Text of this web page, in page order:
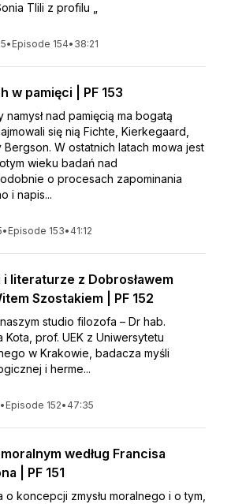
Tlili z profilu „
• Episode 154• 38:21
w pamięci | PF 153
namysł nad pamięcią ma bogatą
się nią Fichte, Kierkegaard,
Bergson. W ostatnich latach mowa jest
wieku badań nad
o procesach zapominania
i napis...
• Episode 153• 41:12
literaturze z Dobrosławem
Szostakiem | PF 152
studio filozofa – Dr hab.
Kota, prof. UEK z Uniwersytetu
w Krakowie, badacza myśli
i herme...
• Episode 152• 47:35
według Francisa
| PF 151
o koncepcji zmysłu moralnego i o tym,